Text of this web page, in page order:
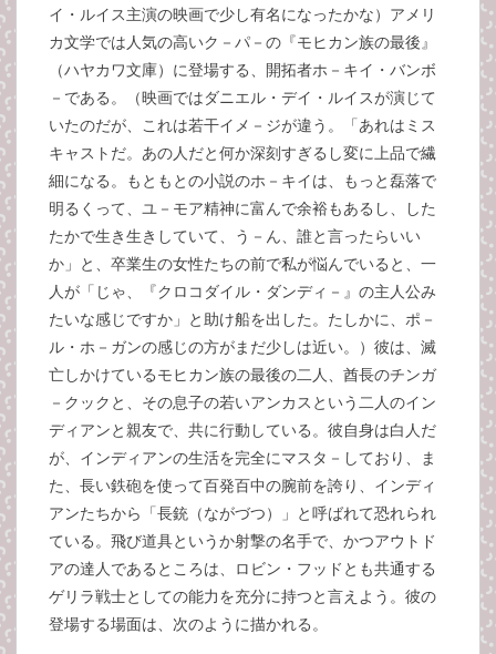
イ・ルイス主演の映画で少し有名になったかな）アメリ
カ文学では人気の高いク－パ－の『モヒカン族の最後』
（ハヤカワ文庫）に登場する、開拓者ホ－キイ・バンボ
－である。（映画ではダニエル・デイ・ルイスが演じて
いたのだが、これは若干イメ－ジが違う。「あれはミス
キャストだ。あの人だと何か深刻すぎるし変に上品で繊
細になる。もともとの小説のホ－キイは、もっと磊落で
明るくって、ユ－モア精神に富んで余裕もあるし、した
たかで生き生きしていて、う－ん、誰と言ったらいい
か」と、卒業生の女性たちの前で私が悩んでいると、一
人が「じゃ、『クロコダイル・ダンディ－』の主人公み
たいな感じですか」と助け船を出した。たしかに、ポ－
ル・ホ－ガンの感じの方がまだ少しは近い。）彼は、滅
亡しかけているモヒカン族の最後の二人、酋長のチンガ
－クックと、その息子の若いアンカスという二人のイン
ディアンと親友で、共に行動している。彼自身は白人だ
が、インディアンの生活を完全にマスタ－しており、ま
た、長い鉄砲を使って百発百中の腕前を誇り、インディ
アンたちから「長銃（ながづつ）」と呼ばれて恐れられ
ている。飛び道具というか射撃の名手で、かつアウトド
アの達人であるところは、ロビン・フッドとも共通する
ゲリラ戦士としての能力を充分に持つと言えよう。彼の
登場する場面は、次のように描かれる。